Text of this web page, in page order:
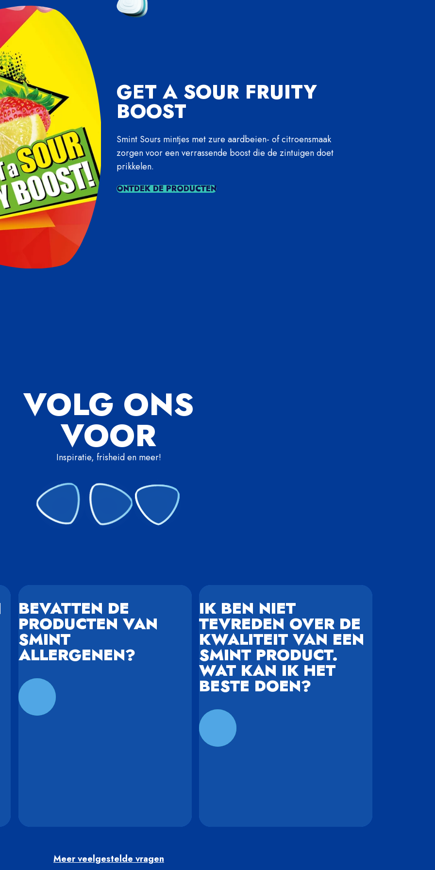
GET A SOUR FRUITY
BOOST
Smint Sours mintjes met zure aardbeien- of citroensmaak
zorgen voor een verrassende boost die de zintuigen doet
prikkelen.
ONTDEK DE PRODUCTEN
VOLG ONS
VOOR
Inspiratie, frisheid en meer!
BEVATTEN DE
PRODUCTEN VAN
SMINT
ALLERGENEN?
IK BEN NIET
TEVREDEN OVER DE
KWALITEIT VAN EEN
SMINT PRODUCT.
WAT KAN IK HET
BESTE DOEN?
Meer veelgestelde vragen